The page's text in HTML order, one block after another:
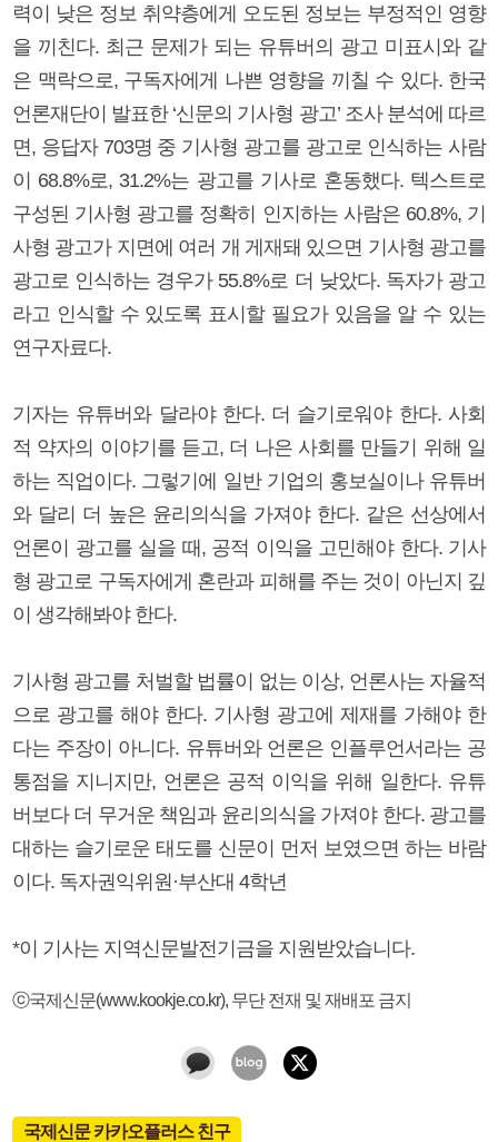
력이 낮은 정보 취약층에게 오도된 정보는 부정적인 영향
을 끼친다. 최근 문제가 되는 유튜버의 광고 미표시와 같
은 맥락으로, 구독자에게 나쁜 영향을 끼칠 수 있다. 한국
언론재단이 발표한 ‘신문의 기사형 광고’ 조사 분석에 따르
면, 응답자 703명 중 기사형 광고를 광고로 인식하는 사람
이 68.8%로, 31.2%는 광고를 기사로 혼동했다. 텍스트로
구성된 기사형 광고를 정확히 인지하는 사람은 60.8%, 기
사형 광고가 지면에 여러 개 게재돼 있으면 기사형 광고를
광고로 인식하는 경우가 55.8%로 더 낮았다. 독자가 광고
라고 인식할 수 있도록 표시할 필요가 있음을 알 수 있는
연구자료다.
기자는 유튜버와 달라야 한다. 더 슬기로워야 한다. 사회
적 약자의 이야기를 듣고, 더 나은 사회를 만들기 위해 일
하는 직업이다. 그렇기에 일반 기업의 홍보실이나 유튜버
와 달리 더 높은 윤리의식을 가져야 한다. 같은 선상에서
언론이 광고를 실을 때, 공적 이익을 고민해야 한다. 기사
형 광고로 구독자에게 혼란과 피해를 주는 것이 아닌지 깊
이 생각해봐야 한다.
기사형 광고를 처벌할 법률이 없는 이상, 언론사는 자율적
으로 광고를 해야 한다. 기사형 광고에 제재를 가해야 한
다는 주장이 아니다. 유튜버와 언론은 인플루언서라는 공
통점을 지니지만, 언론은 공적 이익을 위해 일한다. 유튜
버보다 더 무거운 책임과 윤리의식을 가져야 한다. 광고를
대하는 슬기로운 태도를 신문이 먼저 보였으면 하는 바람
이다. 독자권익위원·부산대 4학년
*이 기사는 지역신문발전기금을 지원받았습니다.
ⓒ국제신문(www.kookje.co.kr), 무단 전재 및 재배포 금지
국제신문 카카오플러스 친구